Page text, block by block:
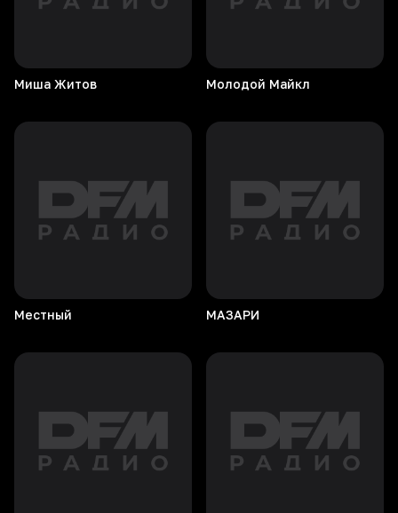
Миша Житов Молодой Майкл
Местный МАЗАРИ